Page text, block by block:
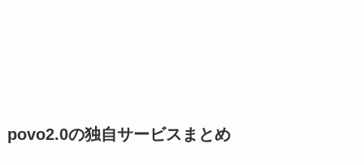
povo2.0の独自サービスまとめ